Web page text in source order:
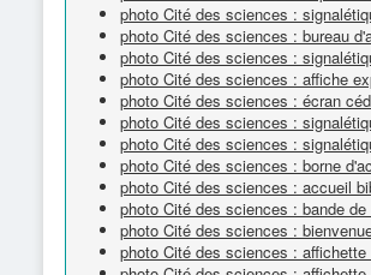
photo Cité des sciences :
photo Cité des sciences : bureau
photo Cité des sciences :
photo Cité des sciences : affiche
photo Cité des sciences : écran
photo Cité des sciences :
photo Cité des sciences :
photo Cité des sciences : borne
photo Cité des sciences : accueil
photo Cité des sciences : bande
photo Cité des sciences :
photo Cité des sciences :